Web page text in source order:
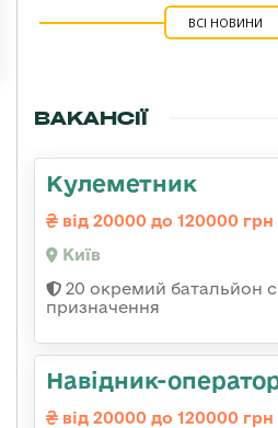
ВСІ НОВИНИ
ВАКАНСІЇ
Кулеметник
від 20000 до 120000 грн
Київ
20 окремий батальйон
призначення
Навідник-
від 20000 до 120000 грн